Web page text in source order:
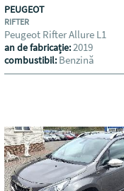
PEUGEOT
RIFTER
Peugeot Rifter Allure L1
an de fabricație:2019
combustibil: Benzină